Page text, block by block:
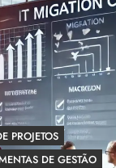
PROJETOS
DE GESTÃO